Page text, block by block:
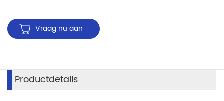
Vraag nu aan
Productdetails